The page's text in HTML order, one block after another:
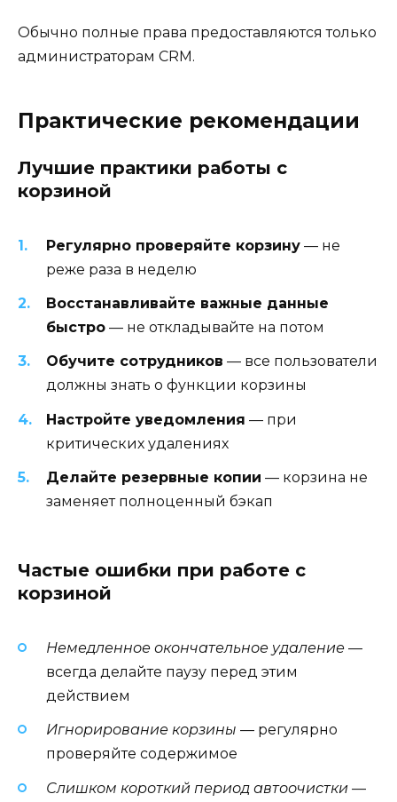
Обычно полные права предоставляются только
администраторам CRM.
Практические рекомендации
Лучшие практики работы с
корзиной
Регулярно проверяйте корзину — не
реже раза в неделю
Восстанавливайте важные данные
быстро — не откладывайте на потом
Обучите сотрудников — все пользователи
должны знать о функции корзины
Настройте уведомления — при
критических удалениях
Делайте резервные копии — корзина не
заменяет полноценный бэкап
Частые ошибки при работе с
корзиной
Немедленное окончательное удаление —
всегда делайте паузу перед этим
действием
Игнорирование корзины — регулярно
проверяйте содержимое
Слишком короткий период автоочистки —